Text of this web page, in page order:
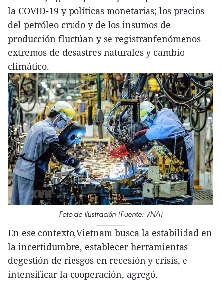
la COVID-19 y políticas monetarias; los precios
del petróleo crudo y de los insumos de
producción fluctúan y se registranfenómenos
extremos de desastres naturales y cambio
climático.
Foto de ilustración (Fuente: VNA)
En ese contexto,Vietnam busca la estabilidad en
la incertidumbre, establecer herramientas
degestión de riesgos en recesión y crisis, e
intensificar la cooperación, agregó.